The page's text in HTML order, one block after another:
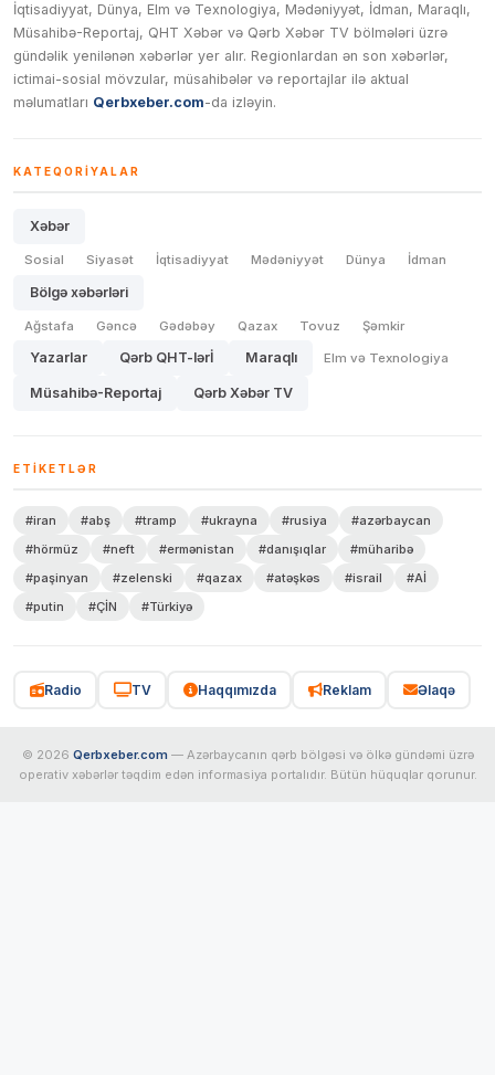
İqtisadiyyat, Dünya, Elm və Texnologiya, Mədəniyyət, İdman, Maraqlı,
Müsahibə-Reportaj, QHT Xəbər və Qərb Xəbər TV bölmələri üzrə
gündəlik yenilənən xəbərlər yer alır. Regionlardan ən son xəbərlər,
ictimai-sosial mövzular, müsahibələr və reportajlar ilə aktual
məlumatları Qerbxeber.com-da izləyin.
KATEQORIYALAR
Xəbər
Sosial Siyasət İqtisadiyyat Mədəniyyət Dünya İdman
Bölgə xəbərləri
Ağstafa Gəncə Gədəbəy Qazax Tovuz Şəmkir
Yazarlar Qərb QHT-lərİ Maraqlı Elm və Texnologiya
Müsahibə-Reportaj Qərb Xəbər TV
ETIKETLƏR
#iran #abş #tramp #ukrayna #rusiya
#azərbaycan
#hörmüz
#neft #ermənistan #danışıqlar
#müharibə
#paşinyan
#zelenski #qazax #atəşkəs #israil
#Aİ
#putin
#ÇİN #Türkiyə
Radio TV Haqqımızda Reklam Əlaqə
© 2026 Qerbxeber.com — Azərbaycanın qərb bölgəsi və ölkə gündəmi üzrə
operativ xəbərlər təqdim edən informasiya portalıdır. Bütün hüquqlar qorunur.